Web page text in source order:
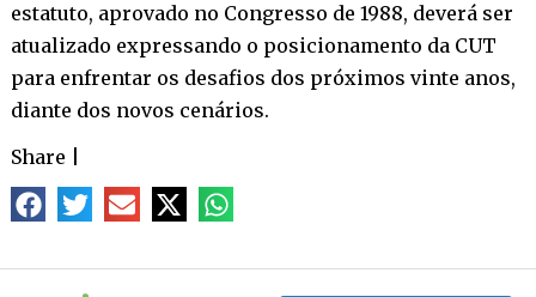
estatuto, aprovado no Congresso de 1988, deverá ser
atualizado expressando o posicionamento da CUT
para enfrentar os desafios dos próximos vinte anos,
diante dos novos cenários.
Share